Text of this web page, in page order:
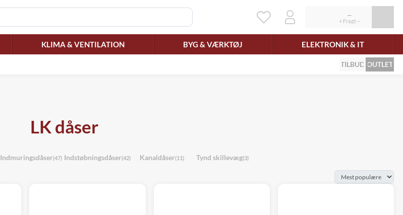
KLIMA & VENTILATION BYG & VÆRKTØJ ELEKTRONIK & IT
TILBUD OUTLET
LK dåser
Indmuringsdåser(47) Indstøbningsdåser(42) Kanaldåser(11) Tynd skillevæg(3)